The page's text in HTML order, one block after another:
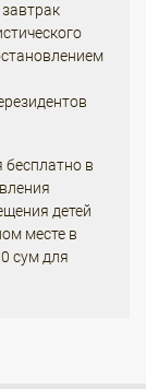
в
детей
месте в
сум для